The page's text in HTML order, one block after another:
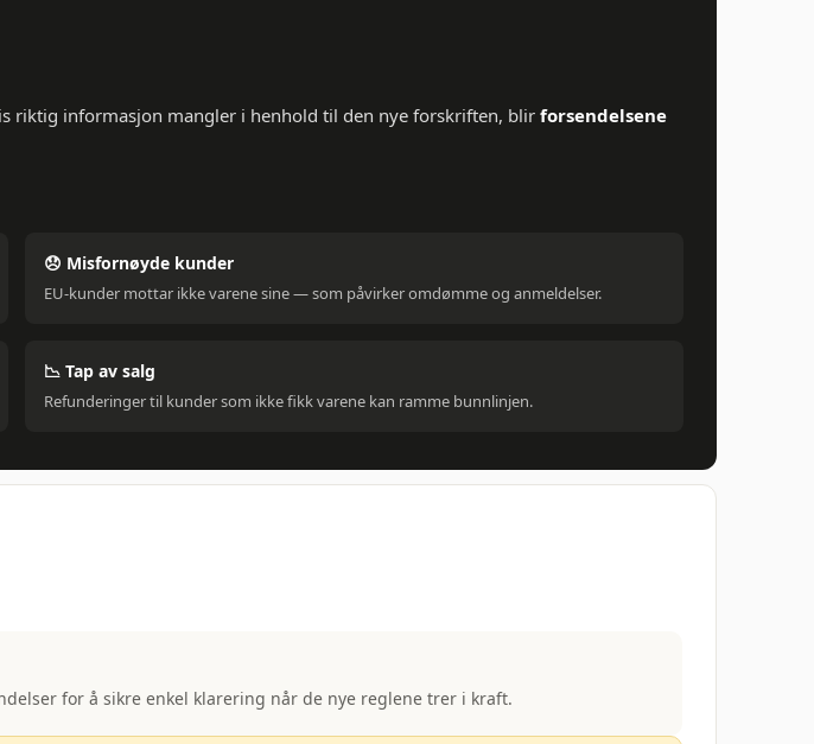
riktig informasjon mangler i henhold til den nye forskriften, blir forsendelsene
😞 Misfornøyde kunder
EU-kunder mottar ikke varene sine — som påvirker omdømme og anmeldelser.
📉 Tap av salg
Refunderinger til kunder som ikke fikk varene kan ramme bunnlinjen.
for å sikre enkel klarering når de nye reglene trer i kraft.